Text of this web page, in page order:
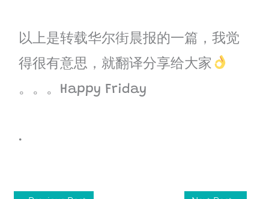
以上是转载华尔街晨报的一篇，我觉
得很有意思，就翻译分享给大家
。。。Happy Friday
.